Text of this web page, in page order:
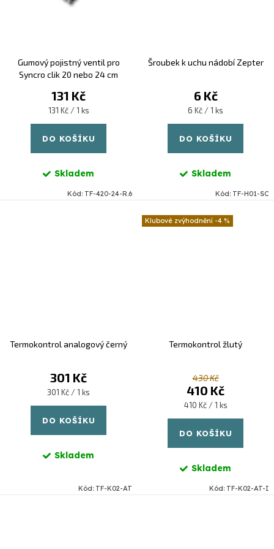
Gumový pojistný ventil pro
Syncro clik 20 nebo 24 cm
131 Kč
Měrná
cena:
131 Kč / 1 ks
DO KOŠÍKU
Skladem
Kód: TF-420-24-R.6
Šroubek k uchu nádobí Zepter
6 Kč
Měrná
cena:
6 Kč / 1 ks
DO KOŠÍKU
Skladem
Kód: TF-H01-SC
Termokontrol analogový černý
301 Kč
Měrná
cena:
301 Kč / 1 ks
DO KOŠÍKU
Skladem
Kód: TF-K02-AT
-4 %
Termokontrol žlutý
430 Kč
410 Kč
Měrná
cena:
410 Kč / 1 ks
DO KOŠÍKU
Skladem
Kód: TF-K02-AT-I